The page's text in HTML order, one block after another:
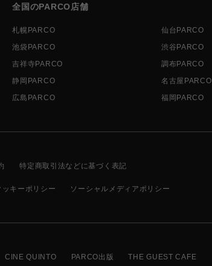
全国のPARCO店舗
札幌PARCO 仙台PARCO
池袋PARCO
渋谷PARCO
吉祥寺PARCO
調布PARCO
静岡PARCO
名古屋PARCO
広島PARCO
福岡PARCO
特定商取引法などに基づく表記
ッキーポリシー ソーシャルメディアポリシー
CINE QUINTO PARCO出版 THE GUEST CAFE